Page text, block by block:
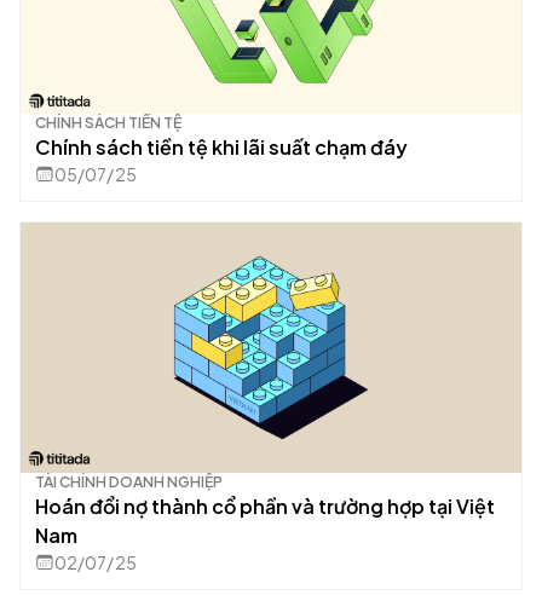
CHÍNH SÁCH TIỀN TỆ
Chính sách tiền tệ khi lãi suất chạm đáy
05/07/25
TÀI CHÍNH DOANH NGHIỆP
Hoán đổi nợ thành cổ phần và trường hợp tại Việt
Nam
02/07/25